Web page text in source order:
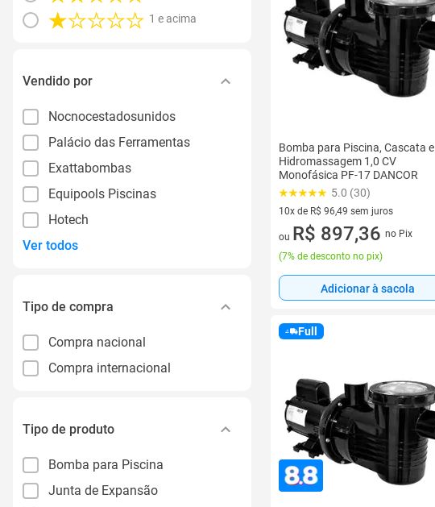
1 e acima
Vendido por
Nocnocestadosunidos
Palácio das Ferramentas
Exattabombas
Equipools Piscinas
Hotech
Ver todos
Tipo de compra
Compra nacional
Compra internacional
Tipo de produto
Bomba para Piscina
Junta de Expansão
Bomba para Piscina, Cascata e
Hidromassagem 1,0 CV
Monofásica PF-17 DANCOR
5.0 (30)
10x de R$ 96,49 sem juros
10 vez de R$ 96,49 sem juros
ou R$ 897,36 no Pix
(7% de desconto no pix)
Adicionar à sacola
Full